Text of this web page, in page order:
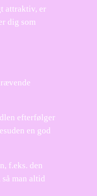
attraktiv, er
dig som
efterfølger
en god
f.eks. den
man altid